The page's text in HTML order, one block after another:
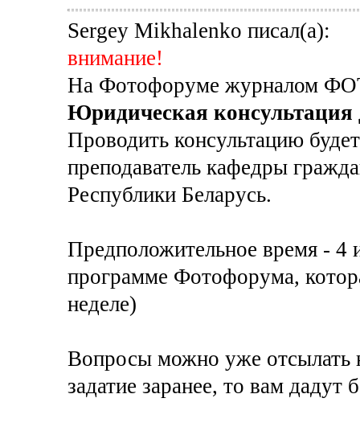
Sergey Mikhalenko писал(а):
внимание!
На Фотофоруме журналом
Юридическая консультация
Проводить консультацию
преподаватель кафедры
Республики Беларусь.
Предположительное время - 4
программе Фотофорума,
неделе)
Вопросы можно уже отсылать
задатие заранее, то вам